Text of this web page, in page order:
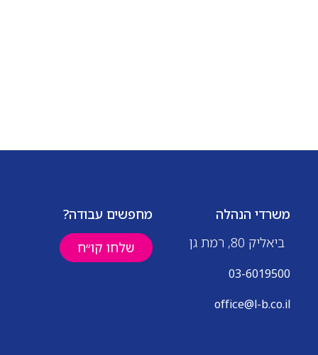
משרדי הנהלה
ביאליק 80, רמת גן
03-6019500
office@l-b.co.il
מחפשים עבודה?
שלחו קו״ח